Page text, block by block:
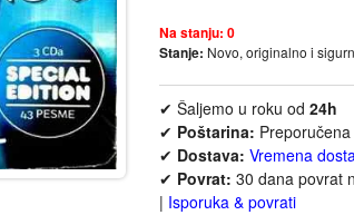
Na stanju: 0
Stanje: Novo, originalno i
✔ Šaljemo u roku od 24h
✔ Poštarina:
✔ Dostava: Vremena
✔ Povrat: 30 dana povrat
| Isporuka & povrati